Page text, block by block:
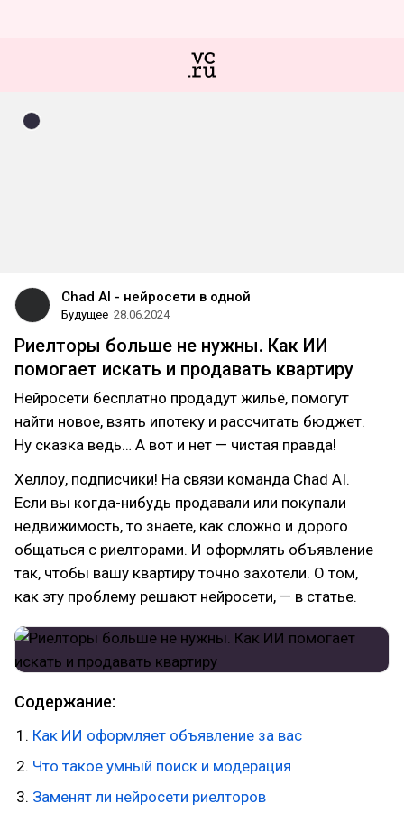
Chad AI - нейросети в одной
Будущее 28.06.2024
Риелторы больше не нужны. Как ИИ
помогает искать и продавать квартиру
Нейросети бесплатно продадут жильё, помогут
найти новое, взять ипотеку и рассчитать бюджет.
Ну сказка ведь… А вот и нет — чистая правда!
Хеллоу, подписчики! На связи команда Chad AI.
Если вы когда-нибудь продавали или покупали
недвижимость, то знаете, как сложно и дорого
общаться с риелторами. И оформлять объявление
так, чтобы вашу квартиру точно захотели. О том,
как эту проблему решают нейросети, — в статье.
Содержание:
Как ИИ оформляет объявление за вас
Что такое умный поиск и модерация
Заменят ли нейросети риелторов